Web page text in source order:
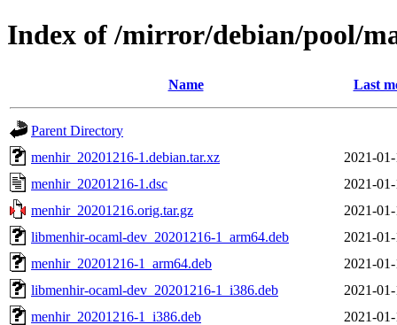
Index of /mirror/debian/pool/
Name Last
Parent Directory
menhir_20201216-1.debian.tar.xz
2021-
menhir_20201216-1.dsc
2021-
menhir_20201216.orig.tar.gz
2021-
libmenhir-ocaml-dev_20201216-1_arm64.deb
2021-
menhir_20201216-1_arm64.deb
2021-
libmenhir-ocaml-dev_20201216-1_i386.deb
2021-
menhir_20201216-1_i386.deb
2021-